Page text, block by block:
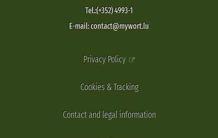
Tel.:(+352) 4993-1
E-mail: contact@mywort.lu
Privacy Policy
Cookies & Tracking
Contact and legal information